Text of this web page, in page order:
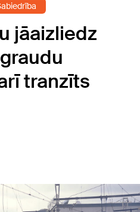
jāaizliedz
tranzīts